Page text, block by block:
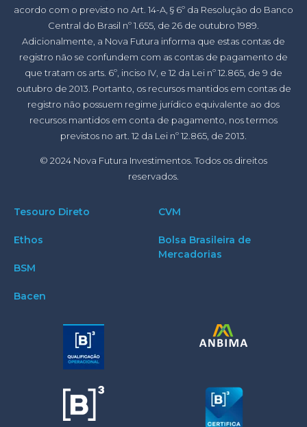
acordo com o previsto no Art. 14-A, § 6º da Resolução do Banco
Central do Brasil nº 1.655, de 26 de outubro 1989.
Adicionalmente, a Nova Futura informa que estas contas de
registro não se confundem com as contas de pagamento de
que tratam os arts. 6º, inciso IV, e 12 da Lei nº 12.865, de 9 de
outubro de 2013. Portanto, os recursos mantidos em contas de
registro não possuem regime jurídico equivalente ao dos
recursos mantidos em conta de pagamento, nos termos
previstos no art. 12 da Lei nº 12.865, de 2013.
© 2024 Nova Futura Investimentos. Todos os direitos
reservados.
Tesouro Direto
Ethos
BSM
Bacen
CVM
Bolsa Brasileira de
Mercadorias